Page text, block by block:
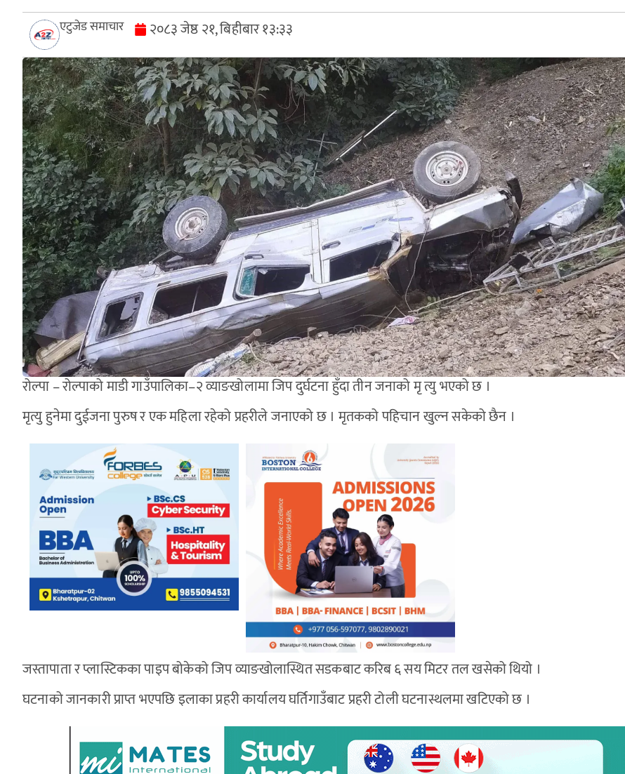
एटुजेड समाचार २०८३ जेष्ठ २१, बिहीबार १३:३३
रोल्पा – रोल्पाको माडी गाउँपालिका–२ व्याङखोलामा जिप दुर्घटना हुँदा तीन जनाको मृ त्यु भएको छ ।
मृत्यु हुनेमा दुईजना पुरुष र एक महिला रहेको प्रहरीले जनाएको छ । मृतकको पहिचान खुल्न सकेको छैन ।
जस्तापाता र प्लास्टिकका पाइप बोकेको जिप व्याङखोलास्थित सडकबाट करिब ६ सय मिटर तल खसेको थियो ।
घटनाको जानकारी प्राप्त भएपछि इलाका प्रहरी कार्यालय घर्तिगाउँबाट प्रहरी टोली घटनास्थलमा खटिएको छ ।